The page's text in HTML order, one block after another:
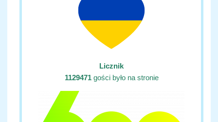
Licznik
1129471gości było na stronie